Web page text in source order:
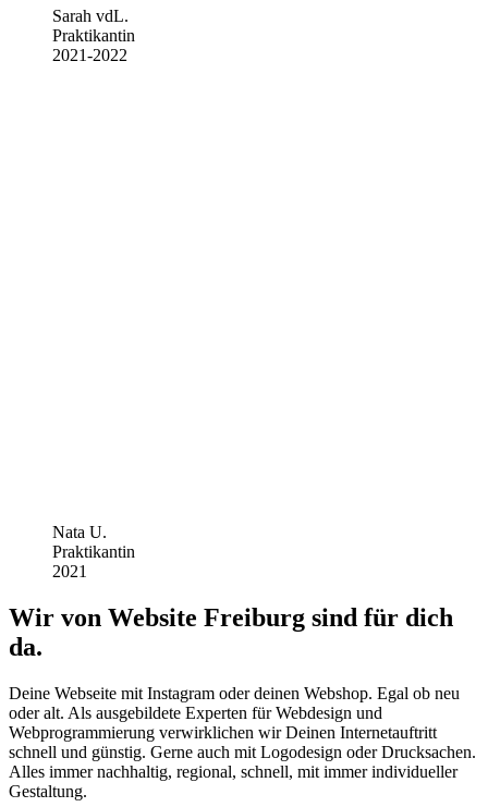
Sarah vdL.
Praktikantin
2021-2022
Nata U.
Praktikantin
2021
Wir von Website Freiburg sind für dich
da.
Deine Webseite mit Instagram oder deinen Webshop. Egal ob neu
oder alt. Als ausgebildete Experten für Webdesign und
Webprogrammierung verwirklichen wir Deinen Internetauftritt
schnell und günstig. Gerne auch mit Logodesign oder Drucksachen.
Alles immer nachhaltig, regional, schnell, mit immer individueller
Gestaltung.